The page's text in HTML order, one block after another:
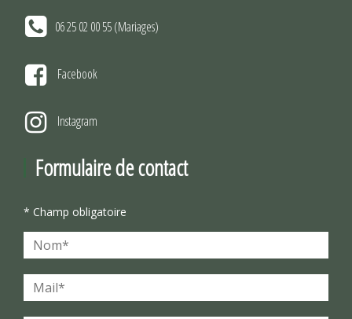
06 25 02 00 55 (Mariages)
Facebook
Instagram
Formulaire de contact
* Champ obligatoire